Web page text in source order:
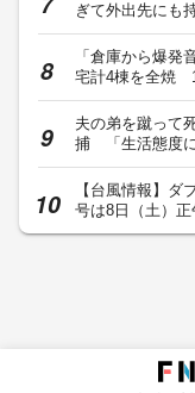
ぎて外出先にも
「倉庫から爆
宅計4棟を全焼
夫の弟を蹴って
捕 「生活態度
【台風情報】
号は8日（土）